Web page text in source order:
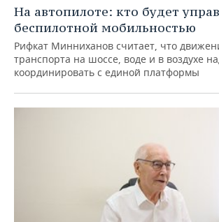
На автопилоте: кто будет
беспилотной мобильностью
Рифкат Минниханов считает, что
транспорта на шоссе, воде и в воздухе
координировать с единой платформы